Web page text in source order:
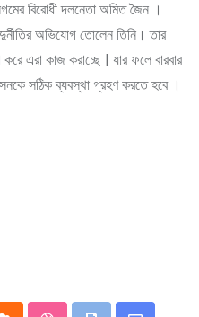
বিরোধী দলনেতা অমিত জৈন ।
অভিযোগ তোলেন তিনি। তার
এরা কাজ করাচ্ছে | যার ফলে বারবার
সঠিক ব্যবস্থা গ্রহণ করতে হবে ।